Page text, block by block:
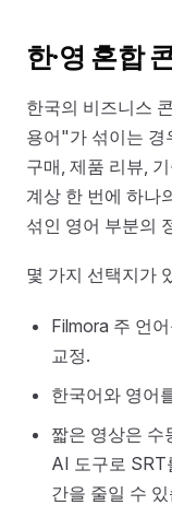
한·영 혼합
한국의 비즈니스
용어"가 섞이는 경
구매, 제품 리뷰,
계상 한 번에 하나
섞인 영어 부분의
몇 가지 선택지가
Filmora 주 언
교정.
한국어와 영어
짧은 영상은 수
AI 도구로 SRT
간을 줄일 수